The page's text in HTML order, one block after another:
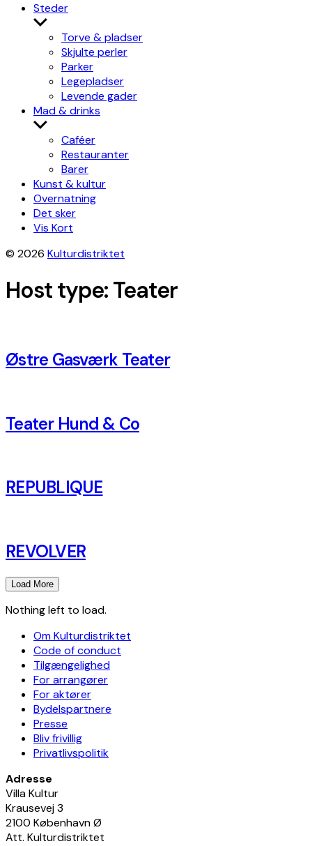
Steder
Show
sub
menu
Torve & pladser
Skjulte perler
Parker
Legepladser
Levende gader
Mad & drinks
Show
sub
menu
Caféer
Restauranter
Barer
Kunst & kultur
Overnatning
Det sker
Vis Kort
© 2026 Kulturdistriktet
Host type:Teater
Østre Gasværk Teater
Teater Hund & Co
REPUBLIQUE
REVOLVER
Load More
Nothing left to load.
Om Kulturdistriktet
Code of conduct
Tilgængelighed
For arrangører
For aktører
Bydelspartnere
Presse
Bliv frivillig
Privatlivspolitik
Adresse
Villa Kultur
Krausevej 3
2100 København Ø
Att. Kulturdistriktet